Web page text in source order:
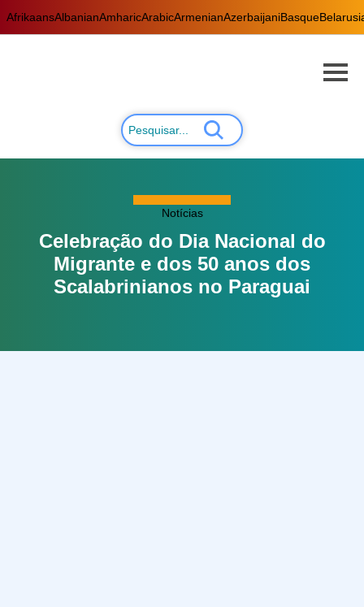
AfrikaansAlbanianAmharicArabicArmenianAzerbaijaniBasque
Notícias
Celebração do Dia Nacional do
Migrante e dos 50 anos dos
Scalabrinianos no Paraguai